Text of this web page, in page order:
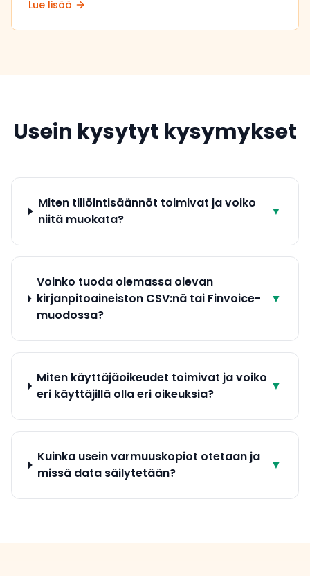
Lue lisää
Usein kysytyt kysymykset
Miten tiliöintisäännöt toimivat ja voiko
niitä muokata?
▼
Voinko tuoda olemassa olevan
kirjanpitoaineiston CSV:nä tai Finvoice-
muodossa?
▼
Miten käyttäjäoikeudet toimivat ja voiko
eri käyttäjillä olla eri oikeuksia?
▼
Kuinka usein varmuuskopiot otetaan ja
missä data säilytetään?
▼